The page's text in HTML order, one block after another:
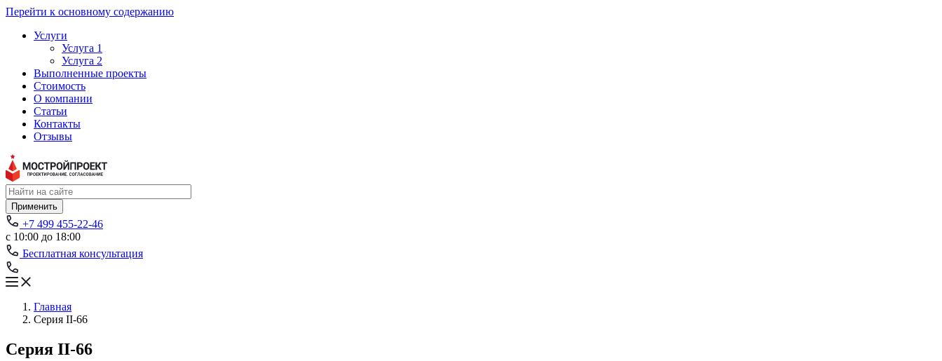
Перейти к основному содержанию
Услуги
Услуга 1
Услуга 2
Выполненные проекты
Стоимость
О компании
Статьи
Контакты
Отзывы
Применить
+7 499 455-22-46
с 10:00 до 18:00
Бесплатная консультация
Главная
Серия II-66
Серия II-66